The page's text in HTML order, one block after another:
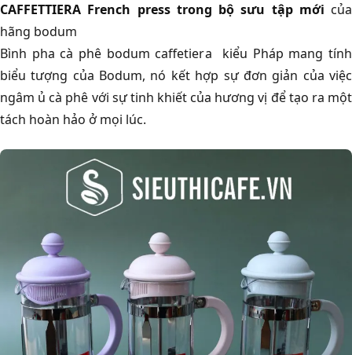
CAFFETTIERA French press trong bộ sưu tập mới của
hãng bodum
Bình pha cà phê bodum caffetiera kiểu Pháp mang tính
biểu tượng của Bodum, nó kết hợp sự đơn giản của việc
ngâm ủ cà phê với sự tinh khiết của hương vị để tạo ra một
tách hoàn hảo ở mọi lúc.